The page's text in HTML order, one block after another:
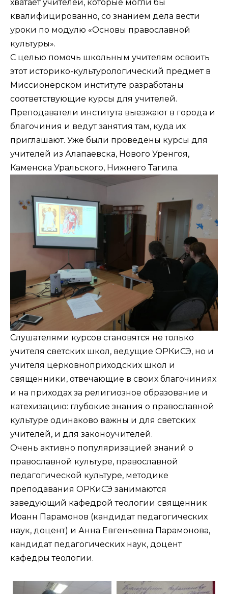
хватает учителей, которые могли бы
квалифицированно, со знанием дела вести
уроки по модулю «Основы православной
культуры».
С целью помочь школьным учителям освоить
этот историко-культурологический предмет в
Миссионерском институте разработаны
соответствующие курсы для учителей.
Преподаватели института выезжают в города и
благочиния и ведут занятия там, куда их
приглашают. Уже были проведены курсы для
учителей из Алапаевска, Нового Уренгоя,
Каменска Уральского, Нижнего Тагила.
Слушателями курсов становятся не только
учителя светских школ, ведущие ОРКиСЭ, но и
учителя церковноприходских школ и
священники, отвечающие в своих благочиниях
и на приходах за религиозное образование и
катехизацию: глубокие знания о православной
культуре одинаково важны и для светских
учителей, и для законоучителей.
Очень активно популяризацией знаний о
православной культуре, православной
педагогической культуре, методике
преподавания ОРКиСЭ занимаются
заведующий кафедрой теологии священник
Иоанн Парамонов (кандидат педагогических
наук, доцент) и Анна Евгеньевна Парамонова,
кандидат педагогических наук, доцент
кафедры теологии.